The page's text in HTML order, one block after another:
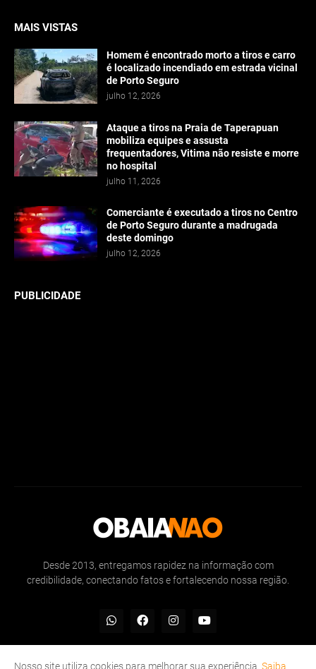
MAIS VISTAS
Homem é encontrado morto a tiros e carro
é localizado incendiado em estrada vicinal
de Porto Seguro
julho 12, 2026
Ataque a tiros na Praia de Taperapuan
mobiliza equipes e assusta
frequentadores, Vitima não resiste e morre
no hospital
julho 11, 2026
Comerciante é executado a tiros no Centro
de Porto Seguro durante a madrugada
deste domingo
julho 12, 2026
PUBLICIDADE
Desde 2013, entregamos rapidez na informação com
credibilidade, conectando fatos e fortalecendo nossa região.
Nosso site utiliza cookies para melhorar sua experiência. Saiba